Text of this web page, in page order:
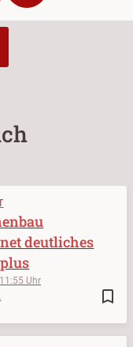
bookmark_border
11:55
deutliches